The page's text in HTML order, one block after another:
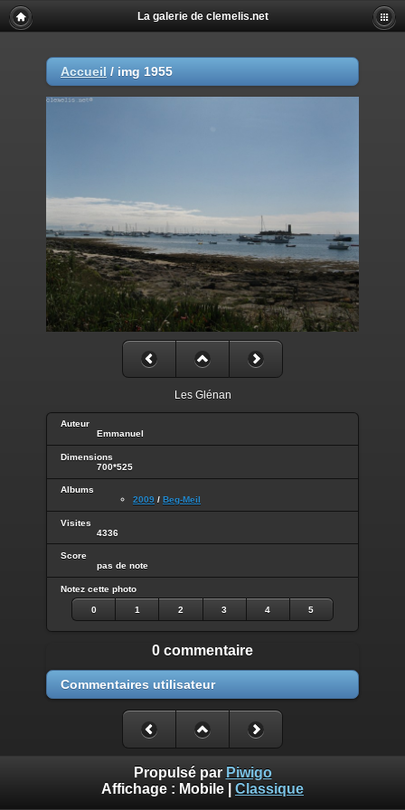
La galerie de clemelis.net
Accueil / img 1955
Les Glénan
Auteur
Emmanuel
Dimensions
700*525
Albums
2009 / Beg-Meil
Visites
4336
Score
pas de note
Notez cette photo
0 1 2 3 4 5
0 commentaire
Commentaires utilisateur
Propulsé par Piwigo
Affichage : Mobile Classique